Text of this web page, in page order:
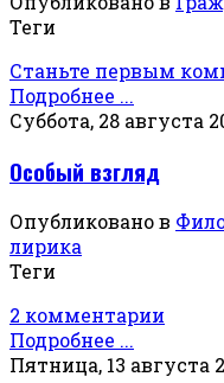
Теги
Станьте первым
Подробнее ...
Суббота, 28 августа
Особый взгляд
Опубликовано в
лирика
Теги
2 комментарии
Подробнее ...
Пятница, 13 августа